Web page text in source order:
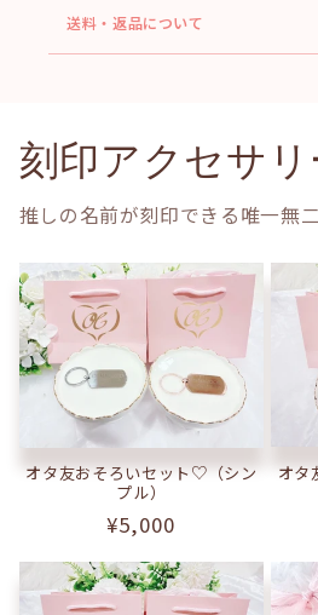
送料・返品について
刻印アクセサ
推しの名前が刻印できる唯一無
オタ友おそろいセット♡（シン
プル）
通
価
¥5,000
オタ